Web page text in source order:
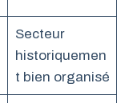
Secteur
historiquemen
t bien organisé